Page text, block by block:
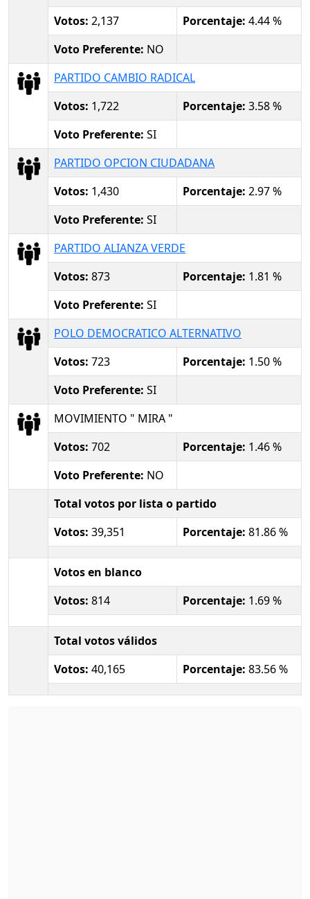
Votos: 2,137 Porcentaje: 4.44 %
Voto Preferente: NO
PARTIDO CAMBIO RADICAL
Votos: 1,722 Porcentaje: 3.58 %
Voto Preferente: SI
PARTIDO OPCION CIUDADANA
Votos: 1,430 Porcentaje: 2.97 %
Voto Preferente: SI
PARTIDO ALIANZA VERDE
Votos: 873 Porcentaje: 1.81 %
Voto Preferente: SI
POLO DEMOCRATICO ALTERNATIVO
Votos: 723 Porcentaje: 1.50 %
Voto Preferente: SI
MOVIMIENTO " MIRA "
Votos: 702 Porcentaje: 1.46 %
Voto Preferente: NO
Total votos por lista o partido
Votos: 39,351 Porcentaje: 81.86 %
Votos en blanco
Votos: 814 Porcentaje: 1.69 %
Total votos válidos
Votos: 40,165 Porcentaje: 83.56 %